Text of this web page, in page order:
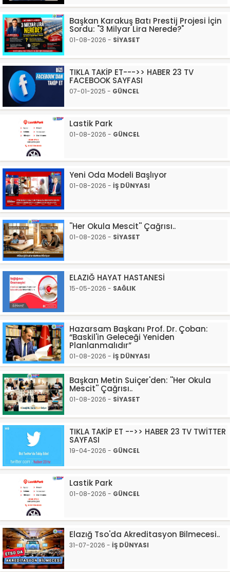
Başkan Karakuş Batı Prestij Projesi İçin
Sordu: "3 Milyar Lira Nerede?"
01-08-2026 - SİYASET
TIKLA TAKİP ET--->> HABER 23 TV
FACEBOOK SAYFASI
07-01-2025 - GÜNCEL
Lastik Park
01-08-2026 - GÜNCEL
Yeni Oda Modeli Başlıyor
01-08-2026 - İŞ DÜNYASI
''Her Okula Mescit'' Çağrısı..
01-08-2026 - SİYASET
ELAZIĞ HAYAT HASTANESİ
15-05-2026 - SAĞLIK
Hazarsam Başkanı Prof. Dr. Çoban:
“Baskil'in Geleceği Yeniden
Planlanmalıdır”
01-08-2026 - İŞ DÜNYASI
Başkan Metin Suiçer'den: ''Her Okula
Mescit'' Çağrısı..
01-08-2026 - SİYASET
TIKLA TAKİP ET -->> HABER 23 TV TWİTTER
SAYFASI
19-04-2026 - GÜNCEL
Lastik Park
01-08-2026 - GÜNCEL
Elazığ Tso'da Akreditasyon Bilmecesi..
31-07-2026 - İŞ DÜNYASI